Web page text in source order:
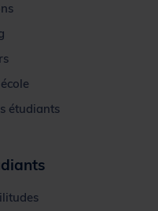
étudiants